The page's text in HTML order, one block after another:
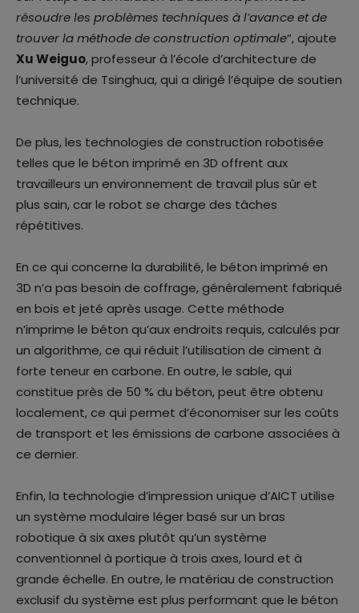
résoudre les problèmes techniques à l’avance et de
trouver la méthode de construction optimale“, ajoute
Xu Weiguo, professeur à l’école d’architecture de
l’université de Tsinghua, qui a dirigé l’équipe de soutien
technique.
De plus, les technologies de construction robotisée
telles que le béton imprimé en 3D offrent aux
travailleurs un environnement de travail plus sûr et
plus sain, car le robot se charge des tâches
répétitives.
En ce qui concerne la durabilité, le béton imprimé en
3D n’a pas besoin de coffrage, généralement fabriqué
en bois et jeté après usage. Cette méthode
n’imprime le béton qu’aux endroits requis, calculés par
un algorithme, ce qui réduit l’utilisation de ciment à
forte teneur en carbone. En outre, le sable, qui
constitue près de 50 % du béton, peut être obtenu
localement, ce qui permet d’économiser sur les coûts
de transport et les émissions de carbone associées à
ce dernier.
Enfin, la technologie d’impression unique d’AICT utilise
un système modulaire léger basé sur un bras
robotique à six axes plutôt qu’un système
conventionnel à portique à trois axes, lourd et à
grande échelle. En outre, le matériau de construction
exclusif du système est plus performant que le béton